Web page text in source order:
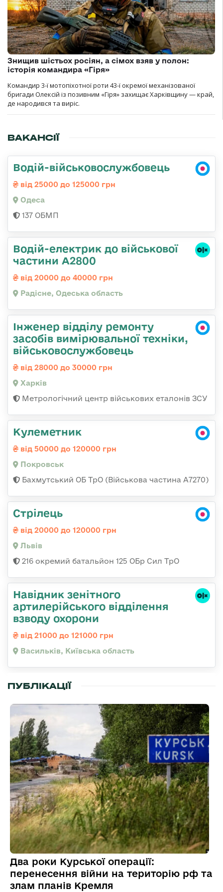
Знищив шістьох росіян, а сімох взяв у полон:
історія командира «Гіря»
Командир 3-ї мотопіхотної роти 43-ї окремої механізованої
бригади Олексій із позивним «Гіря» захищає Харківщину — край,
де народився та виріс.
ВАКАНСІЇ
Водій-військовослужбовець
від 25000 до 125000 грн
Одеса
137 ОБМП
Водій-електрик до військової
частини А2800
від 20000 до 40000 грн
Радісне, Одеська область
Інженер відділу ремонту
засобів вимірювальної техніки,
військовослужбовець
від 28000 до 30000 грн
Харків
Метрологічний центр військових еталонів ЗСУ
Кулеметник
від 50000 до 120000 грн
Покровськ
Бахмутський ОБ ТрО (Військова частина А7270)
Стрілець
від 20000 до 120000 грн
Львів
216 окремий батальйон 125 ОБр Сил ТрО
Навідник зенітного
артилерійського відділення
взводу охорони
від 21000 до 121000 грн
Васильків, Київська область
ПУБЛІКАЦІЇ
Два роки Курської операції:
перенесення війни на територію рф та
злам планів Кремля